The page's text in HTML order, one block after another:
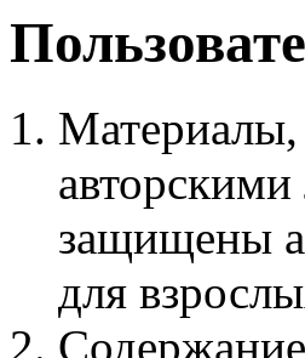
Материалы,
защищены
для